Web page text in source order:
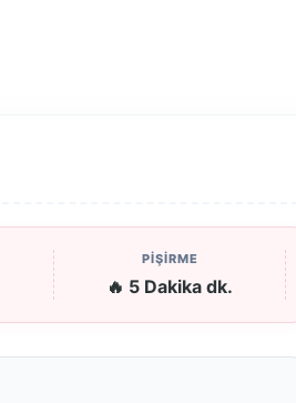
PİŞİRME
🔥 5 Dakika dk.